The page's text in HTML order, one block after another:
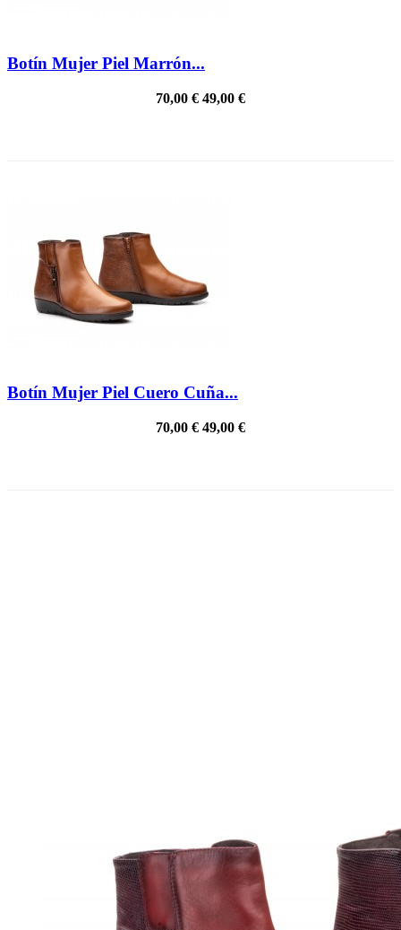
Botín Mujer Piel Marrón...
70,00 € 49,00 €
Botín Mujer Piel Cuero Cuña...
70,00 € 49,00 €